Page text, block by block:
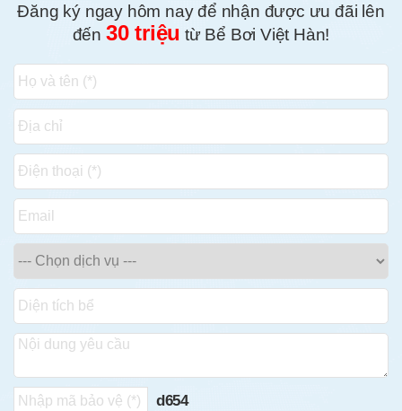
Đăng ký ngay hôm nay để nhận được ưu đãi lên
đến 30 triệu từ Bể Bơi Việt Hàn!
d654